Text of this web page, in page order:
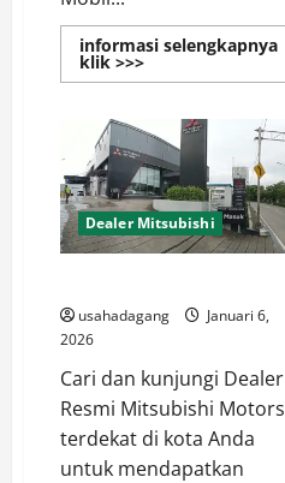
informasi selengkapnya
klik >>>Read
more
Mobil
Mitsubishi
di
Jakarta
Dealer Mitsubishi
usahadagang
Januari 6,
2026
Cari dan kunjungi Dealer
Resmi Mitsubishi Motors
terdekat di kota Anda
untuk mendapatkan